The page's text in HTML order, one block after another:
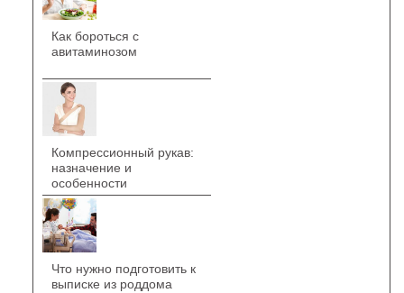
Как бороться с
авитаминозом
Компрессионный рукав:
назначение и
особенности
Что нужно подготовить к
выписке из роддома